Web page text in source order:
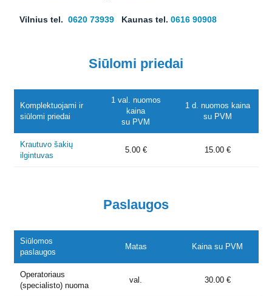
Vilnius tel.0620 73939 Kaunas tel.0616 90908
Siūlomi priedai
Komplektuojami ir
siūlomi priedai
1 val. nuomos
kaina
su PVM
1 d. nuomos kaina
su PVM
Krautuvo šakių
ilgintuvas
5.00 € 15.00 €
Paslaugos
Siūlomos
paslaugos
Matas Kaina su PVM
Operatoriaus
(specialisto) nuoma
val. 30.00 €